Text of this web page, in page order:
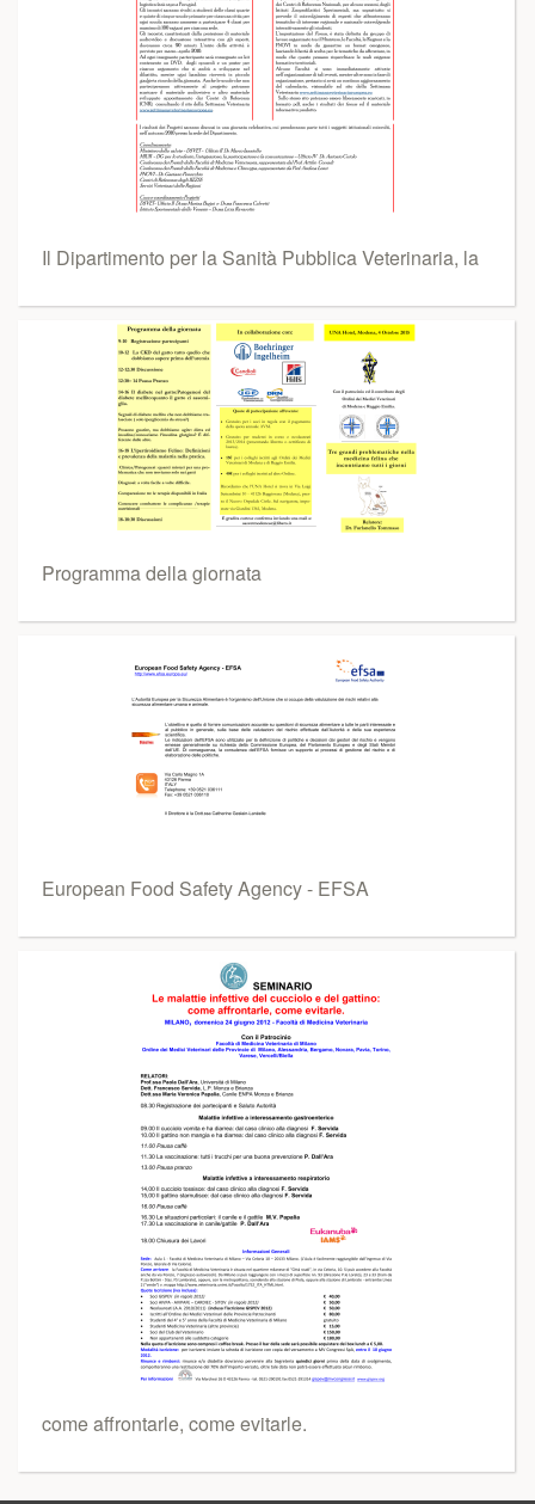
Il Dipartimento per la Sanità Pubblica Veterinaria, la
Programma della giornata
European Food Safety Agency - EFSA
come affrontarle, come evitarle.